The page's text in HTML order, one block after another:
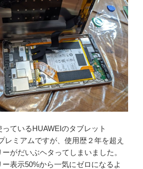
ているHUAWEIのタブレット
レミアムですが、使用歴２年を超え
がだいぶヘタってしまいました。
表示50%から一気にゼロになるよ